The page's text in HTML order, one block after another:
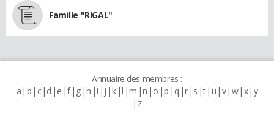
Famille "RIGAL"
Annuaire des membres :
a b c d e f g h i j k l m n o p q r s t u v w x y
z